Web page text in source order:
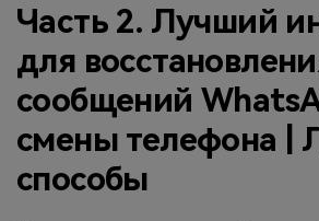
Часть 2. Лучший
для
сообщений
смены телефона |
способы